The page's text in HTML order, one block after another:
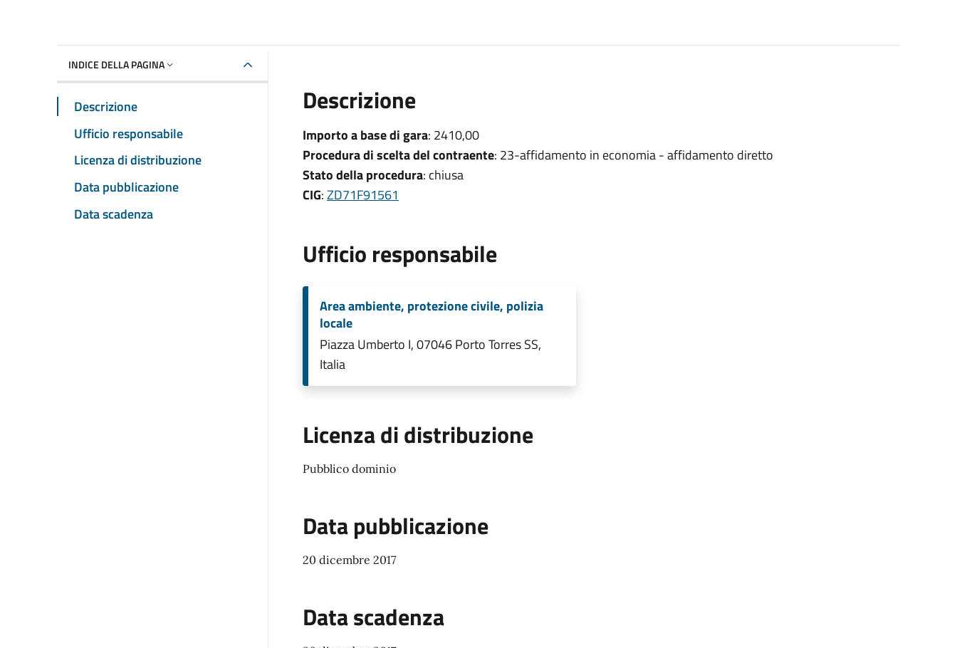
INDICE DELLA PAGINA
Descrizione
Ufficio responsabile
Licenza di distribuzione
Data pubblicazione
Data scadenza
Descrizione
Importo a base di gara: 2410,00
Procedura di scelta del contraente: 23-affidamento in economia - affidamento diretto
Stato della procedura: chiusa
CIG:ZD71F91561
Ufficio responsabile
Area ambiente, protezione civile, polizia
locale
Piazza Umberto I, 07046 Porto Torres SS,
Italia
Licenza di distribuzione
Pubblico dominio
Data pubblicazione
20 dicembre 2017
Data scadenza